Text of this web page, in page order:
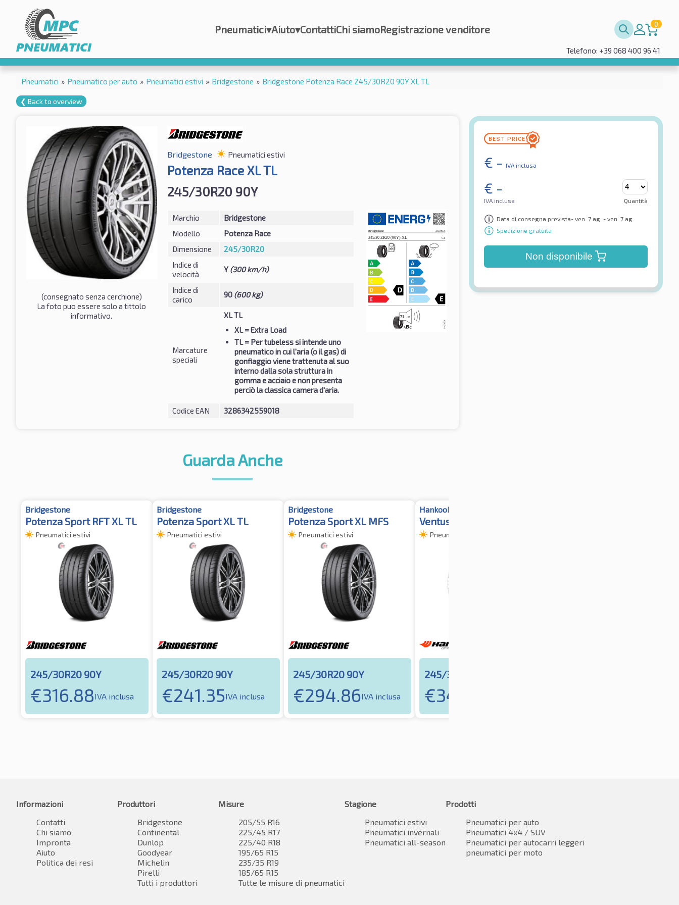
Pneumatici▾Aiuto▾ContattiChi siamoRegistrazione venditore 0
Telefono: +39 068 400 96 41
Pneumatici » Pneumatico per auto » Pneumatici estivi » Bridgestone » Bridgestone Potenza Race 245/30R20 90Y XL TL
❮ Back to overview
(consegnato senza cerchione)
La foto puo essere solo a tittolo
informativo.
Bridgestone Pneumatici estivi
Potenza Race XL TL
245/30R20 90Y
Marchio
Bridgestone
Modello
Potenza Race
Dimensione
245/30R20
Indice di
velocità
Y (300 km/h)
Indice di
carico
90 (600 kg)
Marcature
speciali
XL TL
XL= Extra Load
TL= Per tubeless si intende uno
pneumatico in cui l'aria (o il gas) di
gonfiaggio viene trattenuta al suo
interno dalla sola struttura in
gomma e acciaio e non presenta
perciò la classica camera d'aria.
Codice EAN 3286342559018
€ - IVA inclusa
€ -
IVA inclusa Quantità
Data di consegna prevista- ven. 7 ag. - ven. 7 ag.
Spedizione gratuita
Non disponibile
Guarda Anche
Bridgestone
Potenza Sport RFT XL TL
Pneumatici estivi
245/30R20 90Y
€316.88IVA inclusa
Bridgestone
Potenza Sport XL TL
Pneumatici estivi
245/30R20 90Y
€241.35IVA inclusa
Bridgestone
Potenza Sport XL MFS
Pneumatici estivi
245/30R20 90Y
€294.86IVA inclusa
Hankook
Ventus Evo Z Z001 XL TL
Pneumatici estivi
245/30R20 90Y
€349.74
Informazioni
Contatti
Chi siamo
Impronta
Aiuto
Politica dei resi
Produttori
Bridgestone
Continental
Dunlop
Goodyear
Michelin
Pirelli
Tutti i produttori
Misure
205/55 R16
225/45 R17
225/40 R18
195/65 R15
235/35 R19
185/65 R15
Tutte le misure di pneumatici
Stagione
Pneumatici estivi
Pneumatici invernali
Pneumatici all-season
Prodotti
Pneumatici per auto
Pneumatici 4x4 / SUV
Pneumatici per autocarri leggeri
pneumatici per moto